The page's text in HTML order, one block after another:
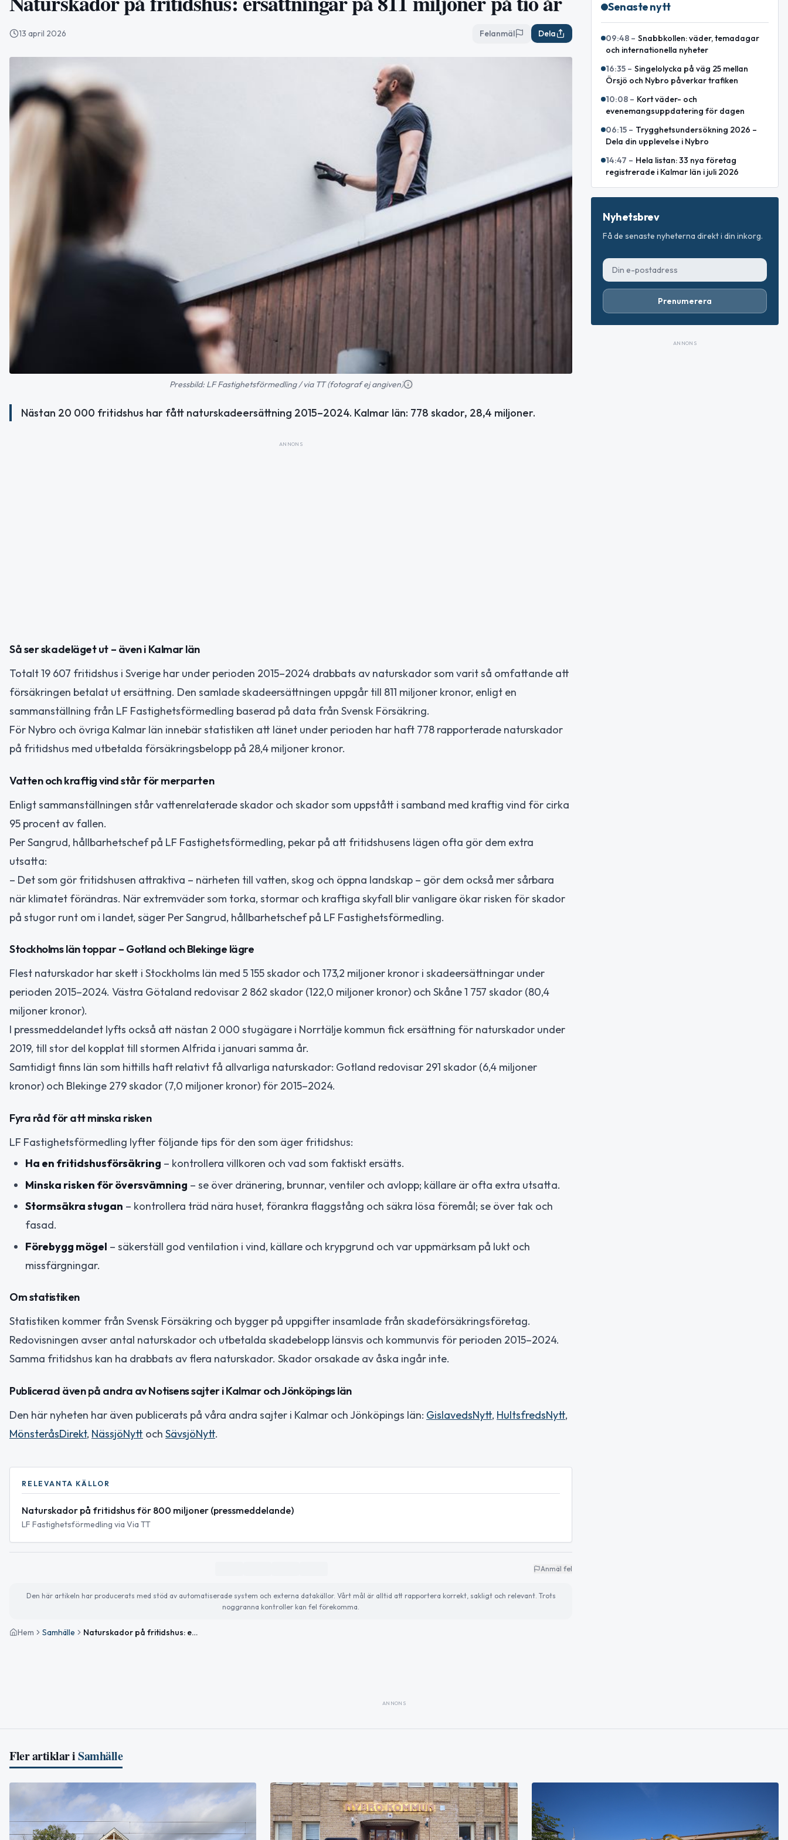
13 april 2026 Felanmäl Dela
Pressbild: LF Fastighetsförmedling / via TT (fotograf ej angiven)
Nästan 20 000 fritidshus har fått naturskadeersättning 2015–2024. Kalmar län: 778 skador, 28,4 miljoner.
ANNONS
Så ser skadeläget ut – även i Kalmar län
Totalt 19 607 fritidshus i Sverige har under perioden 2015–2024 drabbats av naturskador som varit så omfattande att
försäkringen betalat ut ersättning. Den samlade skadeersättningen uppgår till 811 miljoner kronor, enligt en
sammanställning från LF Fastighetsförmedling baserad på data från Svensk Försäkring.
För Nybro och övriga Kalmar län innebär statistiken att länet under perioden har haft 778 rapporterade naturskador
på fritidshus med utbetalda försäkringsbelopp på 28,4 miljoner kronor.
Vatten och kraftig vind står för merparten
Enligt sammanställningen står vattenrelaterade skador och skador som uppstått i samband med kraftig vind för cirka
95 procent av fallen.
Per Sangrud, hållbarhetschef på LF Fastighetsförmedling, pekar på att fritidshusens lägen ofta gör dem extra
utsatta:
– Det som gör fritidshusen attraktiva – närheten till vatten, skog och öppna landskap – gör dem också mer sårbara
när klimatet förändras. När extremväder som torka, stormar och kraftiga skyfall blir vanligare ökar risken för skador
på stugor runt om i landet, säger Per Sangrud, hållbarhetschef på LF Fastighetsförmedling.
Stockholms län toppar – Gotland och Blekinge lägre
Flest naturskador har skett i Stockholms län med 5 155 skador och 173,2 miljoner kronor i skadeersättningar under
perioden 2015–2024. Västra Götaland redovisar 2 862 skador (122,0 miljoner kronor) och Skåne 1 757 skador (80,4
miljoner kronor).
I pressmeddelandet lyfts också att nästan 2 000 stugägare i Norrtälje kommun fick ersättning för naturskador under
2019, till stor del kopplat till stormen Alfrida i januari samma år.
Samtidigt finns län som hittills haft relativt få allvarliga naturskador: Gotland redovisar 291 skador (6,4 miljoner
kronor) och Blekinge 279 skador (7,0 miljoner kronor) för 2015–2024.
Fyra råd för att minska risken
LF Fastighetsförmedling lyfter följande tips för den som äger fritidshus:
Ha en fritidshusförsäkring – kontrollera villkoren och vad som faktiskt ersätts.
Minska risken för översvämning – se över dränering, brunnar, ventiler och avlopp; källare är ofta extra utsatta.
Stormsäkra stugan – kontrollera träd nära huset, förankra flaggstång och säkra lösa föremål; se över tak och
fasad.
Förebygg mögel – säkerställ god ventilation i vind, källare och krypgrund och var uppmärksam på lukt och
missfärgningar.
Om statistiken
Statistiken kommer från Svensk Försäkring och bygger på uppgifter insamlade från skadeförsäkringsföretag.
Redovisningen avser antal naturskador och utbetalda skadebelopp länsvis och kommunvis för perioden 2015–2024.
Samma fritidshus kan ha drabbats av flera naturskador. Skador orsakade av åska ingår inte.
Publicerad även på andra av Notisens sajter i Kalmar och Jönköpings län
Den här nyheten har även publicerats på våra andra sajter i Kalmar och Jönköpings län: GislavedsNytt, HultsfredsNytt,
MönsteråsDirekt, NässjöNytt och SävsjöNytt.
RELEVANTA KÄLLOR
Naturskador på fritidshus för 800 miljoner (pressmeddelande)
LF Fastighetsförmedling via Via TT
Anmäl fel
Den här artikeln har producerats med stöd av automatiserade system och externa datakällor. Vårt mål är alltid att rapportera korrekt, sakligt och relevant. Trots
noggranna kontroller kan fel förekomma.
Hem Samhälle Naturskador på fritidshus: ersättningar på 811 miljoner på tio år
Senaste nytt
09:48 – Snabbkollen: väder, temadagar
och internationella nyheter
16:35 – Singelolycka på väg 25 mellan
Örsjö och Nybro påverkar trafiken
10:08 – Kort väder- och
evenemangsuppdatering för dagen
06:15 – Trygghetsundersökning 2026 –
Dela din upplevelse i Nybro
14:47 – Hela listan: 33 nya företag
registrerade i Kalmar län i juli 2026
Nyhetsbrev
Få de senaste nyheterna direkt i din inkorg.
Prenumerera
ANNONS
ANNONS
Fler artiklar iSamhälle